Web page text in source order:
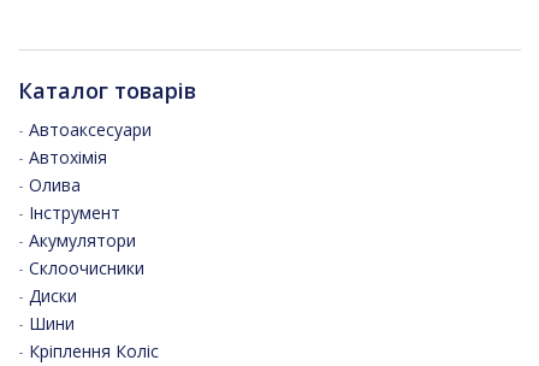
Каталог товарів
- Автоаксесуари
- Автохімія
- Олива
- Інструмент
- Акумулятори
- Склоочисники
- Диски
- Шини
- Кріплення Коліс